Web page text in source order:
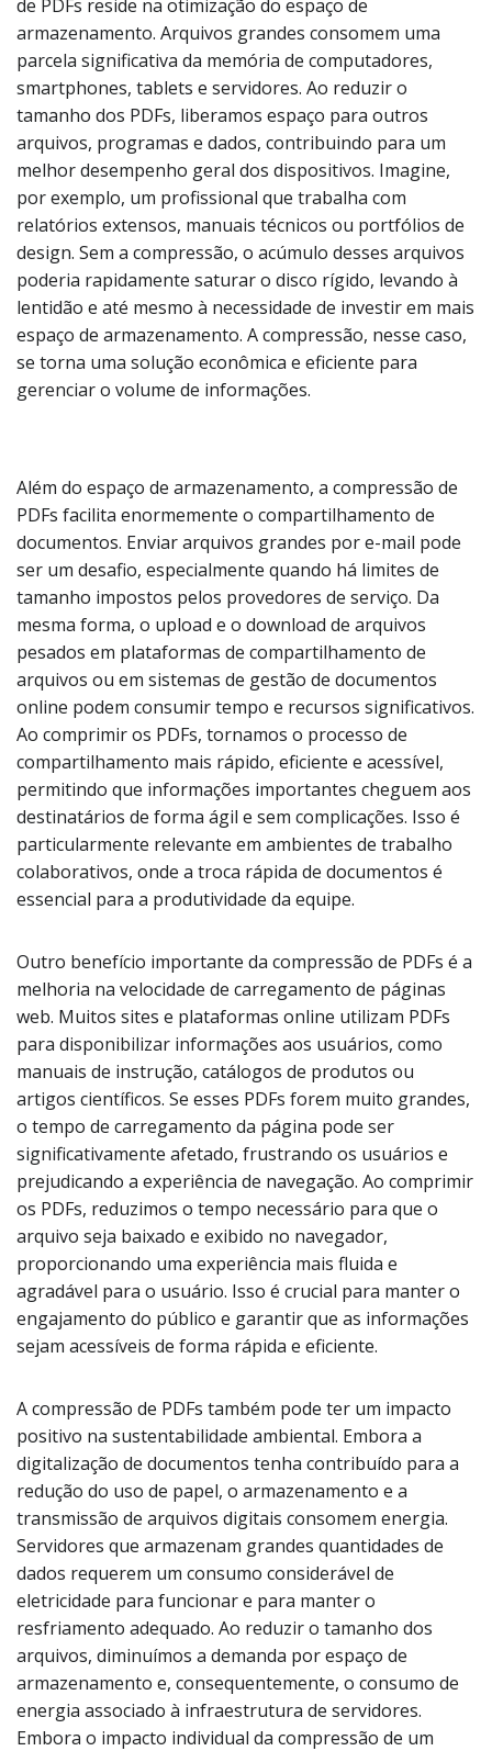
de PDFs reside na otimização do espaço de
armazenamento. Arquivos grandes consomem uma
parcela significativa da memória de computadores,
smartphones, tablets e servidores. Ao reduzir o
tamanho dos PDFs, liberamos espaço para outros
arquivos, programas e dados, contribuindo para um
melhor desempenho geral dos dispositivos. Imagine,
por exemplo, um profissional que trabalha com
relatórios extensos, manuais técnicos ou portfólios de
design. Sem a compressão, o acúmulo desses arquivos
poderia rapidamente saturar o disco rígido, levando à
lentidão e até mesmo à necessidade de investir em mais
espaço de armazenamento. A compressão, nesse caso,
se torna uma solução econômica e eficiente para
gerenciar o volume de informações.
Além do espaço de armazenamento, a compressão de
PDFs facilita enormemente o compartilhamento de
documentos. Enviar arquivos grandes por e-mail pode
ser um desafio, especialmente quando há limites de
tamanho impostos pelos provedores de serviço. Da
mesma forma, o upload e o download de arquivos
pesados em plataformas de compartilhamento de
arquivos ou em sistemas de gestão de documentos
online podem consumir tempo e recursos significativos.
Ao comprimir os PDFs, tornamos o processo de
compartilhamento mais rápido, eficiente e acessível,
permitindo que informações importantes cheguem aos
destinatários de forma ágil e sem complicações. Isso é
particularmente relevante em ambientes de trabalho
colaborativos, onde a troca rápida de documentos é
essencial para a produtividade da equipe.
Outro benefício importante da compressão de PDFs é a
melhoria na velocidade de carregamento de páginas
web. Muitos sites e plataformas online utilizam PDFs
para disponibilizar informações aos usuários, como
manuais de instrução, catálogos de produtos ou
artigos científicos. Se esses PDFs forem muito grandes,
o tempo de carregamento da página pode ser
significativamente afetado, frustrando os usuários e
prejudicando a experiência de navegação. Ao comprimir
os PDFs, reduzimos o tempo necessário para que o
arquivo seja baixado e exibido no navegador,
proporcionando uma experiência mais fluida e
agradável para o usuário. Isso é crucial para manter o
engajamento do público e garantir que as informações
sejam acessíveis de forma rápida e eficiente.
A compressão de PDFs também pode ter um impacto
positivo na sustentabilidade ambiental. Embora a
digitalização de documentos tenha contribuído para a
redução do uso de papel, o armazenamento e a
transmissão de arquivos digitais consomem energia.
Servidores que armazenam grandes quantidades de
dados requerem um consumo considerável de
eletricidade para funcionar e para manter o
resfriamento adequado. Ao reduzir o tamanho dos
arquivos, diminuímos a demanda por espaço de
armazenamento e, consequentemente, o consumo de
energia associado à infraestrutura de servidores.
Embora o impacto individual da compressão de um